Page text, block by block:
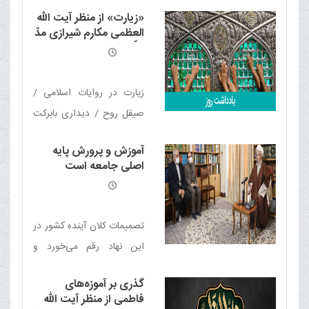
در برابر جاهلان / مدارا در
برابر دشمنان / مدارا قبل از
مدارا پس از اتمام جنگ /
مدارا در برابر مخالفان / مدارا
در برابر منافقان / مدارا با
عاملان ترور / مدارا با پیمان
شکنان / مدارا با پیروان ادیان
/ مدارا در خانواده
«زیارت» از منظر آیت الله
العظمی مکارم شیرازی مدّ
ظلّه العالی
زیارت در روایات اسلامى /
صیقل روح / دیداری بابرکت
مسیر تربیت / هنگامۀ استغفار
/ احترام و بزرگداشت / تجلّی
آموزش و پرورش پایه
اصلی جامعه است
تصمیمات کلان آینده کشور در
این نهاد رقم می‌خورد و
تربیت نسل آینده را بر عهده
گذری بر آموزه‌های
فاطمی از منظر آیت الله